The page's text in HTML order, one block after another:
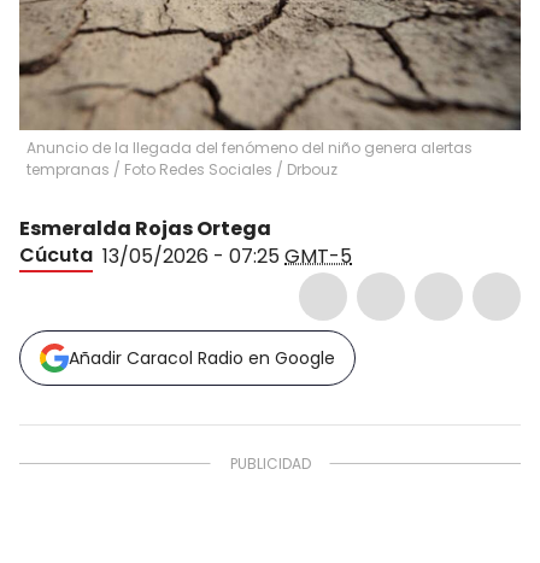
Anuncio de la llegada del fenómeno del niño genera alertas
tempranas / Foto Redes Sociales / Drbouz
Esmeralda Rojas Ortega
Cúcuta 13/05/2026 - 07:25GMT-5
Añadir Caracol Radio en Google